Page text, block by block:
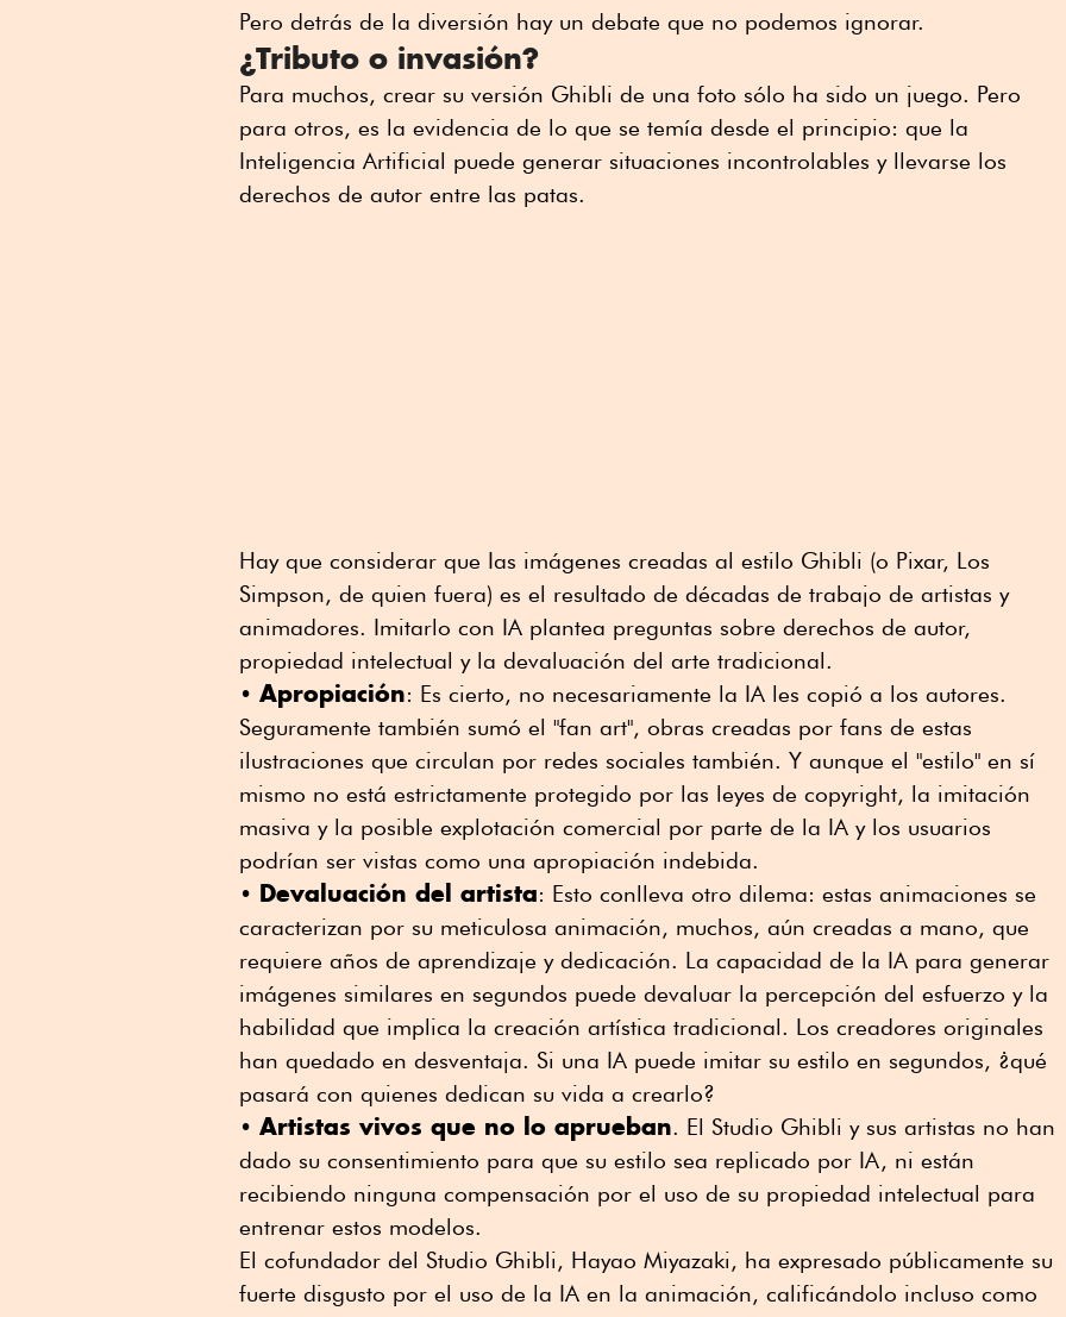
Pero detrás de la diversión hay un debate que no podemos ignorar.
¿Tributo o invasión?
Para muchos, crear su versión Ghibli de una foto sólo ha sido un juego. Pero
para otros, es la evidencia de lo que se temía desde el principio: que la
Inteligencia Artificial puede generar situaciones incontrolables y llevarse los
derechos de autor entre las patas.
Hay que considerar que Ias imágenes creadas al estilo Ghibli (o Pixar, Los
Simpson, de quien fuera) es el resultado de décadas de trabajo de artistas y
animadores. Imitarlo con IA plantea preguntas sobre derechos de autor,
propiedad intelectual y la devaluación del arte tradicional.
• Apropiación: Es cierto, no necesariamente la IA les copió a los autores.
Seguramente también sumó el "fan art", obras creadas por fans de estas
ilustraciones que circulan por redes sociales también. Y aunque el "estilo" en sí
mismo no está estrictamente protegido por las leyes de copyright, la imitación
masiva y la posible explotación comercial por parte de la IA y los usuarios
podrían ser vistas como una apropiación indebida.
• Devaluación del artista: Esto conlleva otro dilema: estas animaciones se
caracterizan por su meticulosa animación, muchos, aún creadas a mano, que
requiere años de aprendizaje y dedicación. La capacidad de la IA para generar
imágenes similares en segundos puede devaluar la percepción del esfuerzo y la
habilidad que implica la creación artística tradicional. Los creadores originales
han quedado en desventaja. Si una IA puede imitar su estilo en segundos, ¿qué
pasará con quienes dedican su vida a crearlo?
• Artistas vivos que no lo aprueban. El Studio Ghibli y sus artistas no han
dado su consentimiento para que su estilo sea replicado por IA, ni están
recibiendo ninguna compensación por el uso de su propiedad intelectual para
entrenar estos modelos.
El cofundador del Studio Ghibli, Hayao Miyazaki, ha expresado públicamente su
fuerte disgusto por el uso de la IA en la animación, calificándolo incluso como